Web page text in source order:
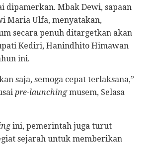
dipamerkan. Mbak Dewi, sapaan
Maria Ulfa, menyatakan,
secara penuh ditargetkan akan
Kediri, Hanindhito Himawan
ini.
saja, semoga cepat terlaksana,”
pre-launchingmusem, Selasa
ini, pemerintah juga turut
sejarah untuk memberikan